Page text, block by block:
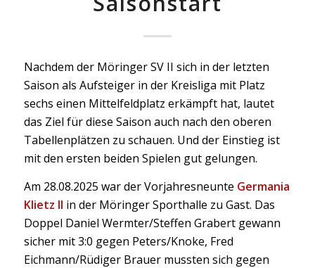
Nachdem der Möringer SV II sich in der letzten
Saison als Aufsteiger in der Kreisliga mit Platz
sechs einen Mittelfeldplatz erkämpft hat, lautet
das Ziel für diese Saison auch nach den oberen
Tabellenplätzen zu schauen. Und der Einstieg ist
mit den ersten beiden Spielen gut gelungen.
Am 28.08.2025 war der Vorjahresneunte Germania
Klietz II in der Möringer Sporthalle zu Gast. Das
Doppel Daniel Wermter/Steffen Grabert gewann
sicher mit 3:0 gegen Peters/Knoke, Fred
Eichmann/Rüdiger Brauer mussten sich gegen